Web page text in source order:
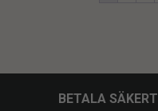
BETALA SÄKERT